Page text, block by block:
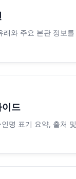
와 주요 본관 정보를
이드
명 표기 요약, 출처 및